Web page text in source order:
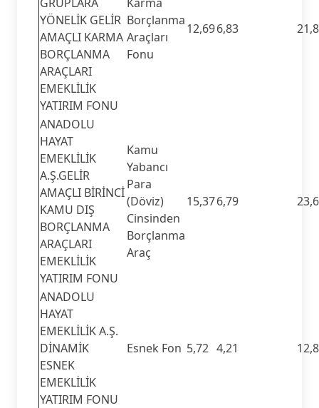
YÖNELİK GELİR
AMAÇLI KARMA
BORÇLANMA
ARAÇLARI
EMEKLİLİK
YATIRIM FONU
Borçlanma
Araçları
Fonu
12,696,83
ANADOLU
HAYAT
EMEKLİLİK
A.Ş.GELİR
AMAÇLI BİRİNCİ
KAMU DIŞ
BORÇLANMA
ARAÇLARI
EMEKLİLİK
YATIRIM FONU
Kamu
Yabancı
Para
(Döviz)
Cinsinden
Borçlanma
Araç
15,376,79
ANADOLU
HAYAT
EMEKLİLİK A.Ş.
DİNAMİK
ESNEK
EMEKLİLİK
YATIRIM FONU
Esnek Fon 5,72 4,21